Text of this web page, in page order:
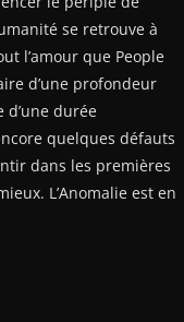
se retrouve à
l’amour que People
d’une profondeur
durée
quelques défauts
dans les premières
L’Anomalie est en